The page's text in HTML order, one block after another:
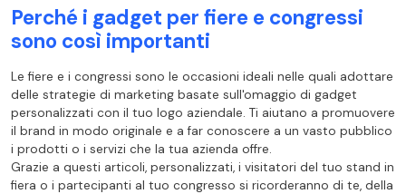
Perché i gadget per fiere e congressi
sono così importanti
Le fiere e i congressi sono le occasioni ideali nelle quali adottare
delle strategie di marketing basate sull'omaggio di gadget
personalizzati con il tuo logo aziendale. Ti aiutano a promuovere
il brand in modo originale e a far conoscere a un vasto pubblico
i prodotti o i servizi che la tua azienda offre.
Grazie a questi articoli, personalizzati, i visitatori del tuo stand in
fiera o i partecipanti al tuo congresso si ricorderanno di te, della